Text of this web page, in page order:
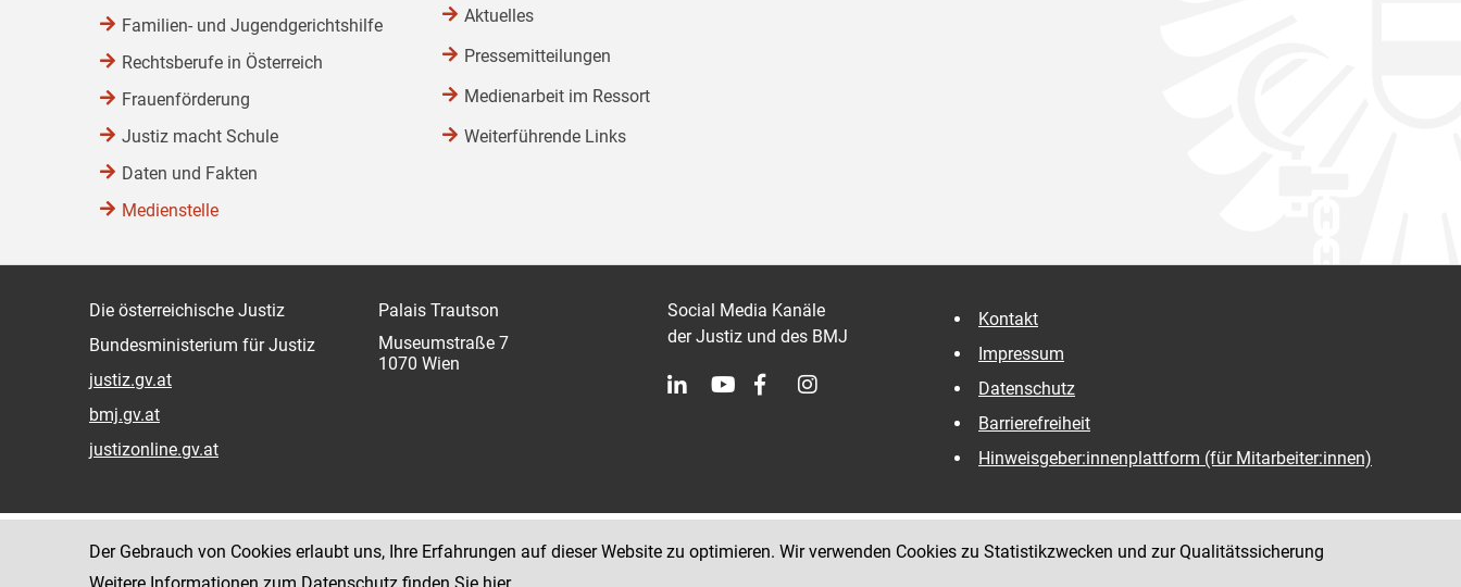
Aktuelles
Pressemitteilungen
Medienarbeit im Ressort
Weiterführende Links
Familien- und Jugendgerichtshilfe
Rechtsberufe in Österreich
Frauenförderung
Justiz macht Schule
Daten und Fakten
Medienstelle
Die österreichische Justiz
Bundesministerium für Justiz
justiz.gv.at
bmj.gv.at
justizonline.gv.at
Palais Trautson
Museumstraße 7
1070 Wien
Social Media Kanäle
der Justiz und des BMJ
Kontakt
Impressum
Datenschutz
Barrierefreiheit
Hinweisgeber:innenplattform (für Mitarbeiter:innen)
Der Gebrauch von Cookies erlaubt uns, Ihre Erfahrungen auf dieser Website zu optimieren. Wir verwenden Cookies zu Statistikzwecken und zur Qualitätssicherung